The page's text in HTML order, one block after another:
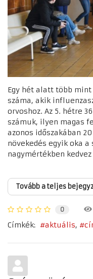
Egy hét alatt több
száma, akik
orvoshoz. Az 5. hétre
számuk, ilyen magas
azonos időszakában
növekedés egyik oka
nagymértékben
Tovább a teljes
0
Címkék:
aktuális